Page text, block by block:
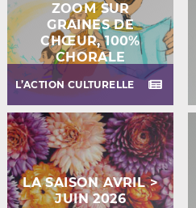
L’ACTION CULTURELLE
ZOOM SUR
GRAINES DE
CHŒUR, 100%
CHORALE
LA SAISON AVRIL >
JUIN 2026